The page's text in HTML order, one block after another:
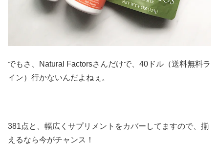
でもさ、Natural Factorsさんだけで、40ドル（送料無料ラ
イン）行かないんだよねぇ。
381点と、幅広くサプリメントをカバーしてますので、揃
えるなら今がチャンス！